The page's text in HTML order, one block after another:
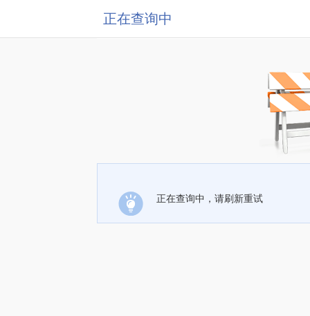
正在查询中
正在查询中，请刷新重试